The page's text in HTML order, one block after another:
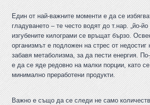
Един от най-важните моменти е да се
гладуването – те често водят до т.нар. „йо-
изгубените килограми се връщат бързо.
организмът е подложен на стрес от недостиг
забавя метаболизма, за да пести енергия.
е да се яде редовно на малки порции, като
минимално преработени продукти.
Важно е също да се следи не само